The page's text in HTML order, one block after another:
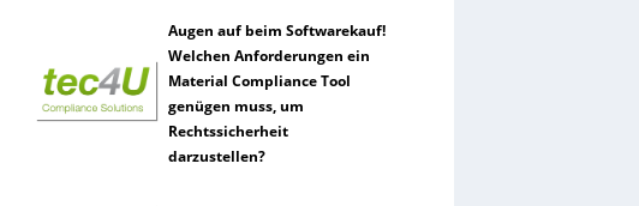
Augen auf beim Softwarekauf!
Welchen Anforderungen ein
Material Compliance Tool
genügen muss, um
Rechtssicherheit
darzustellen?